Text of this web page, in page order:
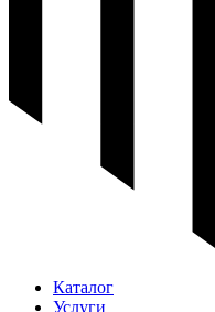
Каталог
Услуги